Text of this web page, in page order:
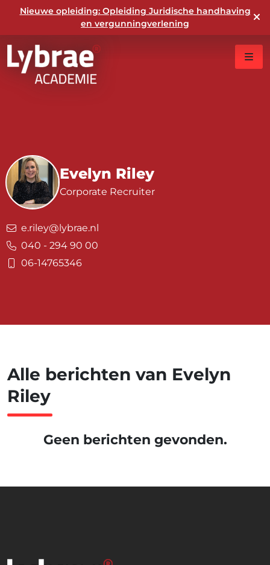
Nieuwe opleiding: Opleiding Juridische handhaving
en vergunningverlening
Evelyn Riley
Corporate Recruiter
e.riley@lybrae.nl
040 - 294 90 00
06-14765346
Alle berichten van Evelyn
Riley
Geen berichten gevonden.